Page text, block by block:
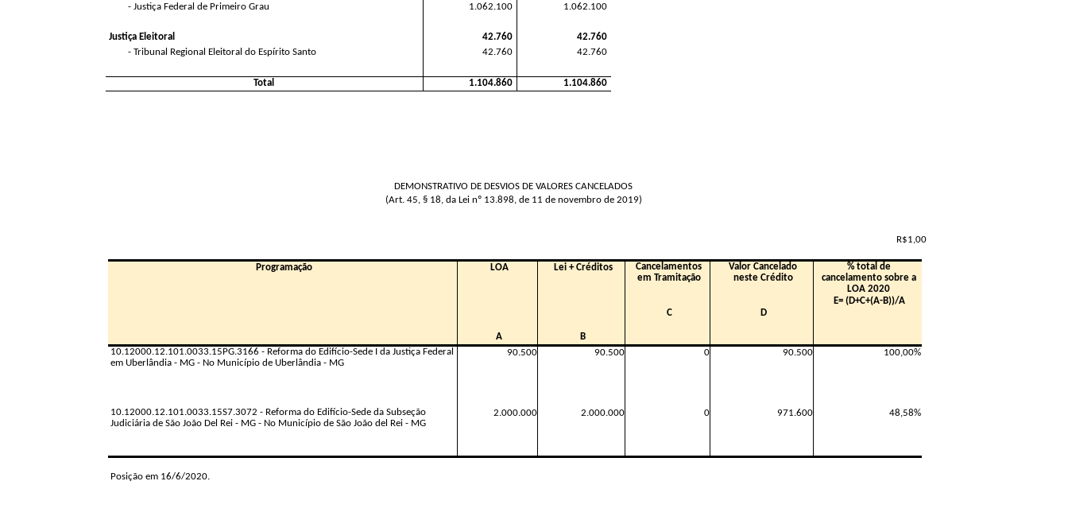
- Justiça Federal de Primeiro Grau
1.062.100 1.062.100
Justiça Eleitoral 42.760
42.760
- Tribunal Regional Eleitoral do Espírito Santo
42.760 42.760
Total 1.104.860 1.104.860
DEMONSTRATIVO DE DESVIOS DE VALORES CANCELADOS
(Art. 45, § 18, da Lei nº 13.898, de 11 de novembro de 2019)
R$1,00
Programação LOA
A
Lei + Créditos
B
Cancelamentos
em Tramitação
C
Valor Cancelado
neste Crédito
D
% total de
cancelamento sobre a
LOA 2020
E= (D+C+(A-B))/A
10.12000.12.101.0033.15PG.3166 - Reforma do Edifício-Sede I da Justiça Federal
em Uberlândia - MG - No Município de Uberlândia - MG
90.500 90.500 0 90.500 100,00%
10.12000.12.101.0033.15S7.3072 - Reforma do Edifício-Sede da Subseção
Judiciária de São João Del Rei - MG - No Município de São João del Rei - MG
2.000.000 2.000.000 0 971.600 48,58%
Posição em 16/6/2020.